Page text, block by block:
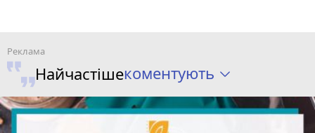
Найчастішекоментують